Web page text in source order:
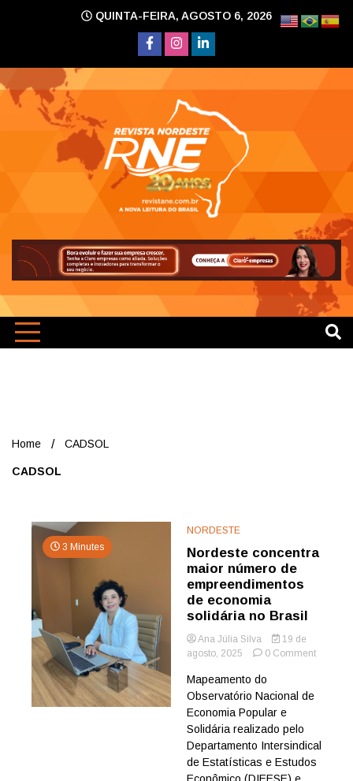
QUINTA-FEIRA, AGOSTO 6, 2026
Home CADSOL
CADSOL
3 Minutes
NORDESTE
Nordeste concentra
maior número de
empreendimentos
de economia
solidária no Brasil
Ana Júlia Silva
19 de
agosto, 2025
0 Commenton
de
Mapeamento do
Observatório Nacional de
Economia Popular e
Solidária realizado pelo
Departamento Intersindical
de Estatísticas e Estudos
Econômico (DIEESE) e